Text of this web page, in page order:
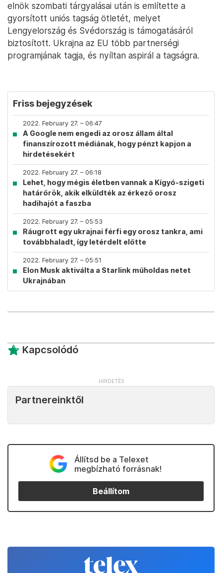
elnök szombati tárgyalásai után is említette a
gyorsított uniós tagság ötletét, melyet
Lengyelország és Svédország is támogatásáról
biztosított. Ukrajna az EU több partnerségi
programjának tagja, és nyíltan aspirál a tagságra.
Friss bejegyzések
2022. February 27. – 06:47
A Google nem engedi az orosz állam által
finanszírozott médiának, hogy pénzt kapjon a
hirdetésekért
2022. February 27. – 06:18
Lehet, hogy mégis életben vannak a Kígyó-szigeti
határőrök, akik elküldték az érkező orosz
hadihajót a faszba
2022. February 27. – 05:53
Ráugrott egy ukrajnai férfi egy orosz tankra, ami
továbbhaladt, így letérdelt előtte
2022. February 27. – 05:51
Elon Musk aktiválta a Starlink műholdas netet
Ukrajnában
Kapcsolódó
Partnereinktől
Állítsd be a Telexet
megbízható forrásnak!
Beállítom